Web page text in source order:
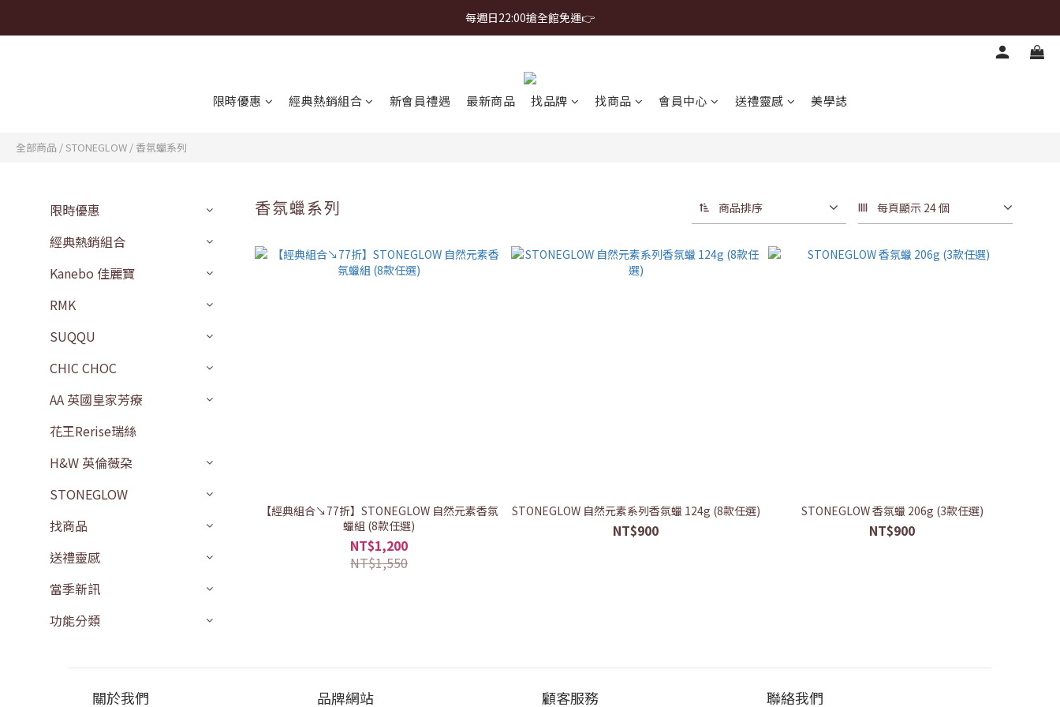
首購免運 $499 起 ＋ 加 LINE 領 $300 折價券 ➤
每週日22:00搶全館免運👉
限時優惠 經典熱銷組合 新會員禮遇 最新商品 找品牌 找商品 會員中心 送禮靈感 美學誌
全部商品 /STONEGLOW / 香氛蠟系列
限時優惠
經典熱銷組合
Kanebo 佳麗寶
RMK
SUQQU
CHIC CHOC
AA 英國皇家芳療
花王Rerise瑞絲
H&W 英倫薇朶
STONEGLOW
找商品
送禮靈感
當季新訊
功能分類
香氛蠟系列 商品排序 每頁顯示 24 個
【經典組合↘77折】STONEGLOW 自然元素香氛
蠟組 (8款任選)
NT$1,200
NT$1,550
STONEGLOW 自然元素系列香氛蠟 124g (8款任選)
NT$900
STONEGLOW 香氛蠟 206g (3款任選)
NT$900
關於我們 品牌網站 顧客服務 聯絡我們